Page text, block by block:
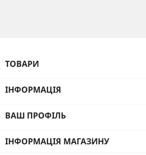
ТОВАРИ
ІНФОРМАЦІЯ
ВАШ ПРОФІЛЬ
ІНФОРМАЦІЯ МАГАЗИНУ